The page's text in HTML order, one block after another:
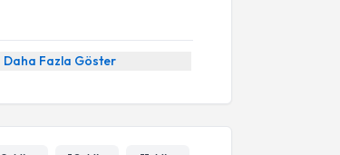
Daha Fazla Göster